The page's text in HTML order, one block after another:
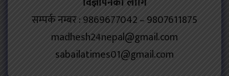
सम्पर्क नम्बर : 9869677042 – 9807611875
madhesh24nepal@gmail.com
sabailatimes01@gmail.com